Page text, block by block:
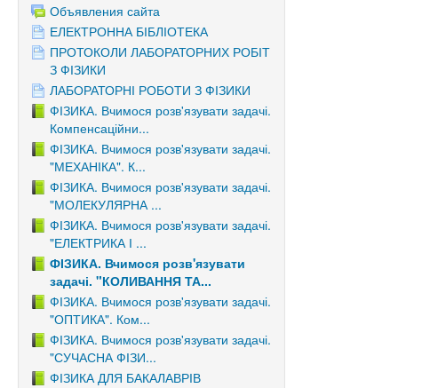
Объявления сайта
ЕЛЕКТРОННА БІБЛІОТЕКА
ПРОТОКОЛИ ЛАБОРАТОРНИХ РОБІТ
З ФІЗИКИ
ЛАБОРАТОРНІ РОБОТИ З ФІЗИКИ
ФІЗИКА. Вчимося розв'язувати задачі.
Компенсаційни...
ФІЗИКА. Вчимося розв'язувати задачі.
"МЕХАНІКА". К...
ФІЗИКА. Вчимося розв'язувати задачі.
"МОЛЕКУЛЯРНА ...
ФІЗИКА. Вчимося розв'язувати задачі.
"ЕЛЕКТРИКА І ...
ФІЗИКА. Вчимося розв'язувати
задачі. "КОЛИВАННЯ ТА...
ФІЗИКА. Вчимося розв'язувати задачі.
"ОПТИКА". Ком...
ФІЗИКА. Вчимося розв'язувати задачі.
"СУЧАСНА ФІЗИ...
ФІЗИКА ДЛЯ БАКАЛАВРІВ